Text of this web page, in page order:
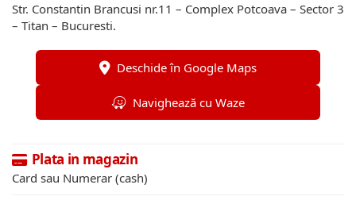
Str. Constantin Brancusi nr.11 – Complex Potcoava – Sector 3
– Titan – Bucuresti.
Deschide în Google Maps
Navighează cu Waze
Plata in magazin
Card sau Numerar (cash)